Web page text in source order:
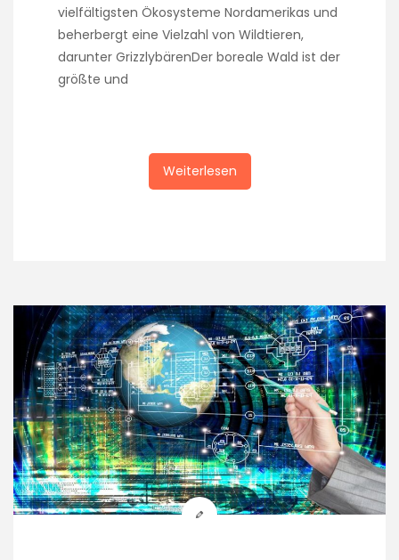
vielfältigsten Ökosysteme Nordamerikas und
beherbergt eine Vielzahl von Wildtieren,
darunter GrizzlybärenDer boreale Wald ist der
größte und
Weiterlesen